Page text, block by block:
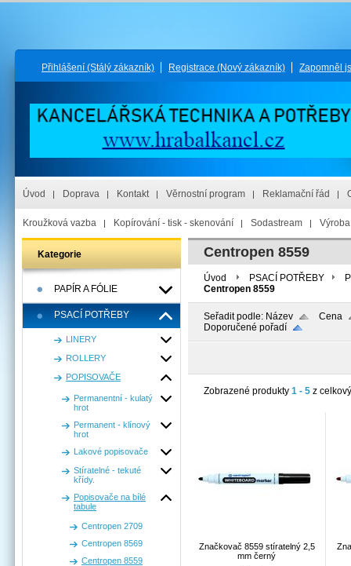
Přihlášení (Stálý zákazník) Registrace (Nový zákazník) Zapomněl
Úvod Doprava Kontakt Věrnostní program Reklamační řád
Kroužková vazba Kopírování - tisk - skenování Sodastream
Kategorie
PAPÍR A FÓLIE
PSACÍ POTŘEBY
LINERY
ROLLERY
POPISOVAČE
Permanentní - kulatý
hrot
Permanent - klínový
hrot
Lakové popisovače
Stíratelné - tekuté
křídy.
Popisovače na bílé
tabule
Centropen 2709
Centropen 8569
Centropen 8559
Centropen 8559
Úvod PSACÍ POTŘEBY
Centropen 8559
Seřadit podle: Název
Cena
Doporučené pořadí
Zobrazené produkty 1 - 5 z
Značkovač 8559 stíratelný 2,5
mm černý